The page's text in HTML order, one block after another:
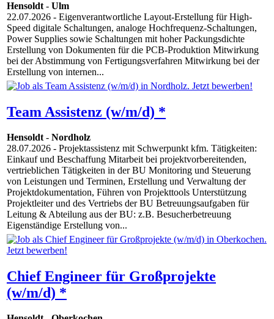
Hensoldt- Ulm
22.07.2026 - Eigenverantwortliche Layout-Erstellung für High-
Speed digitale Schaltungen, analoge Hochfrequenz-Schaltungen,
Power Supplies sowie Schaltungen mit hoher Packungsdichte
Erstellung von Dokumenten für die PCB-Produktion Mitwirkung
bei der Abstimmung von Fertigungsverfahren Mitwirkung bei der
Erstellung von internen...
Team Assistenz (w/m/d) *
Hensoldt- Nordholz
28.07.2026 - Projektassistenz mit Schwerpunkt kfm. Tätigkeiten:
Einkauf und Beschaffung Mitarbeit bei projektvorbereitenden,
vertrieblichen Tätigkeiten in der BU Monitoring und Steuerung
von Leistungen und Terminen, Erstellung und Verwaltung der
Projektdokumentation, Führen von Projekttools Unterstützung
Projektleiter und des Vertriebs der BU Betreuungsaufgaben für
Leitung & Abteilung aus der BU: z.B. Besucherbetreuung
Eigenständige Erstellung von...
Chief Engineer für Großprojekte
(w/m/d) *